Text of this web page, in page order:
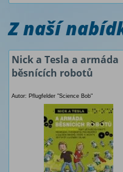
Z naší
Nick a Tesla a armáda
běsnících robotů
Autor: Pflugfelder "Science Bob"